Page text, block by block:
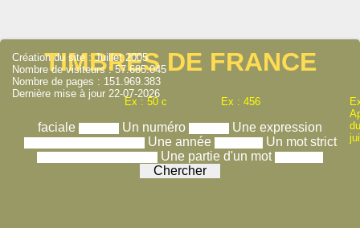
TIMBRES DE FRANCE
Ex : 50 c Ex : 456
faciale Un numéro
Une expression
Une année
Un mot strict
Une partie d'un mot
Création du site : Juillet 2005
Nombre de visiteurs : 57.685.045
Nombre de pages : 151.969.383
Dernière mise à jour 22-07-2026